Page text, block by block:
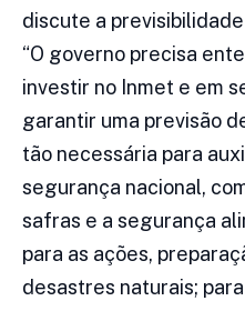
discute a
“O governo precisa
investir no Inmet e em
garantir uma previsão
tão necessária para
segurança nacional,
safras e a segurança
para as ações,
desastres naturais;